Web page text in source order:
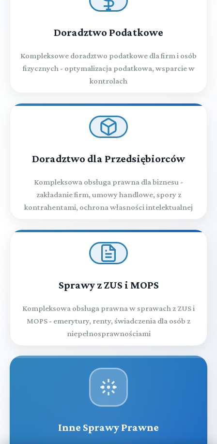
Doradztwo Podatkowe
Kompleksowe doradztwo podatkowe dla firm i osób
fizycznych - optymalizacja podatkowa, wsparcie w
kontrolach
Doradztwo dla Przedsiębiorców
Kompleksowa obsługa prawna dla biznesu -
zakładanie firm, umowy handlowe, spory z
kontrahentami, ochrona własności intelektualnej
Sprawy z ZUS i MOPS
Kompleksowa obsługa prawna w sprawach z ZUS i
MOPS - emerytury, renty, świadczenia dla osób z
niepełnosprawnościami
Inne Sprawy Prawne